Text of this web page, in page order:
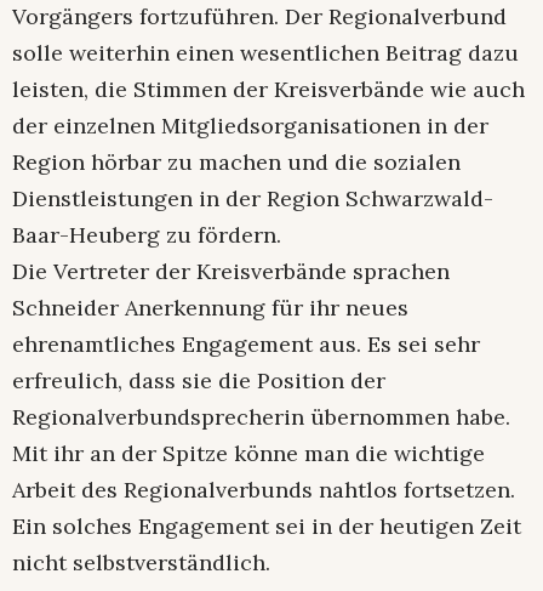
Vorgängers fortzuführen. Der Regionalverbund
solle weiterhin einen wesentlichen Beitrag dazu
leisten, die Stimmen der Kreisverbände wie auch
der einzelnen Mitgliedsorganisationen in der
Region hörbar zu machen und die sozialen
Dienstleistungen in der Region Schwarzwald-
Baar-Heuberg zu fördern.
Die Vertreter der Kreisverbände sprachen
Schneider Anerkennung für ihr neues
ehrenamtliches Engagement aus. Es sei sehr
erfreulich, dass sie die Position der
Regionalverbundsprecherin übernommen habe.
Mit ihr an der Spitze könne man die wichtige
Arbeit des Regionalverbunds nahtlos fortsetzen.
Ein solches Engagement sei in der heutigen Zeit
nicht selbstverständlich.